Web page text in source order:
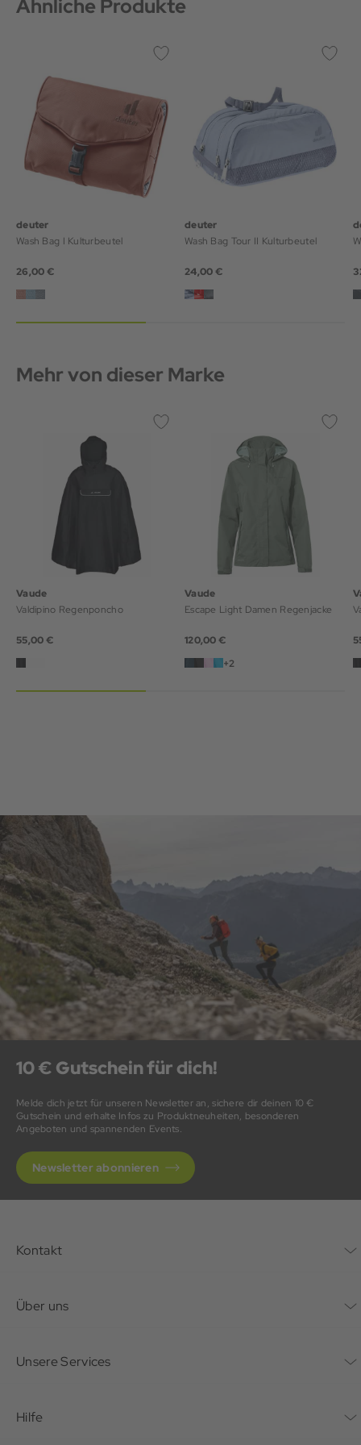
Ähnliche Produkte
deuter
Wash Bag I Kulturbeutel
26,00 €
deuter
Wash Bag Tour II Kulturbeutel
24,00 €
Mehr von dieser Marke
Vaude
Valdipino Regenponcho
55,00 €
Vaude
Escape Light Damen Regenjacke
120,00 €
+2
10 € Gutschein für dich!
Melde dich jetzt für unseren Newsletter an, sichere dir deinen 10 €
Gutschein und erhalte Infos zu Produktneuheiten, besonderen
Angeboten und spannenden Events.
Newsletter abonnieren
Kontakt
Über uns
Karriere
Unsere Services
Hilfe